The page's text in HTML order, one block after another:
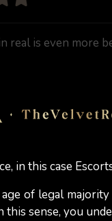
real is even more
wonderful first
in this case
of legal
sense, you